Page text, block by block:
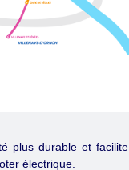
plus durable et
électrique.